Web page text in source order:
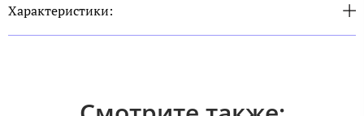
Характеристики: